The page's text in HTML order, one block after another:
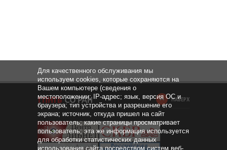
НАВЕРХ
Для качественного обслуживания мы
используем cookies, которые сохраняются на
Вашем компьютере (сведения о
местоположении; IP-адрес; язык, версия ОС и
браузера; тип устройства и разрешение его
экрана; источник, откуда пришел на сайт
пользователь; какие страницы просматривает
пользователь; эта же информация используется
для обработки статистических данных
использования сайта посредством систем веб-